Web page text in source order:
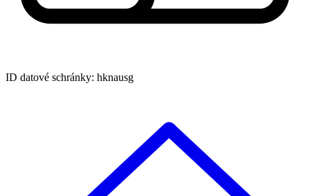
ID datové schránky: hknausg